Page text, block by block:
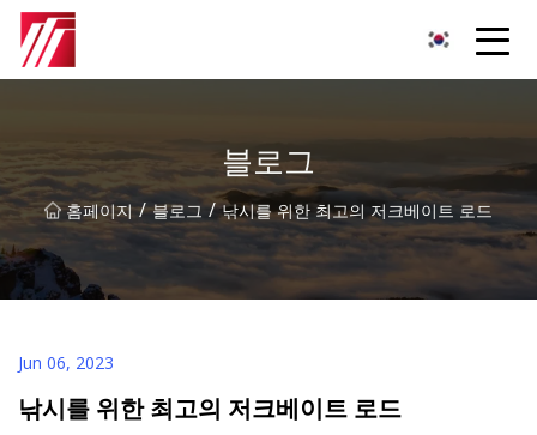
블로그
홈페이지 / 블로그 / 낚시를 위한 최고의 저크베이트 로드
Jun 06, 2023
낚시를 위한 최고의 저크베이트 로드